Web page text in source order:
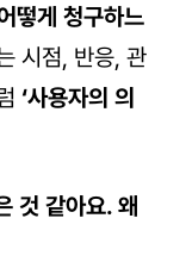
떻게 청구하느
시점, 반응, 관
‘사용자의 의
것 같아요. 왜